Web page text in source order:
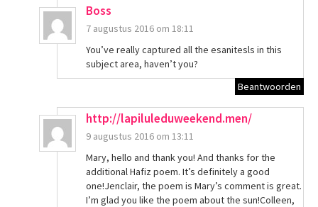
Boss
7 augustus 2016 om 18:11
You’ve really captured all the esanitesls in this
subject area, haven’t you?
Beantwoorden
http://lapiluleduweekend.men/
9 augustus 2016 om 13:11
Mary, hello and thank you! And thanks for the
additional Hafiz poem. It’s definitely a good
one!Jenclair, the poem is Mary’s comment is great.
I’m glad you like the poem about the sun!Colleen,